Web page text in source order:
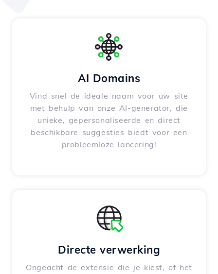
AI Domains
Vind snel de ideale naam voor uw site
met behulp van onze AI-generator, die
unieke, gepersonaliseerde en direct
beschikbare suggesties biedt voor een
probleemloze lancering!
Directe verwerking
Ongeacht de extensie die je kiest, of het